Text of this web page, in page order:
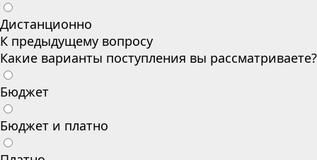
Дистанционно
К предыдущему вопросу
Какие варианты поступления вы рассматриваете?
Бюджет
Бюджет и платно